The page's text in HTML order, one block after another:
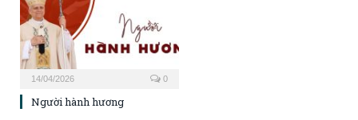
14/04/2026 0
Người hành hương